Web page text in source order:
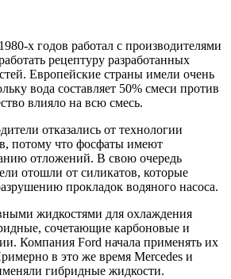
х годов работал с производителями
рецептуру разработанных
Европейские страны имели очень
вода составляет 50% смеси против
влияло на всю смесь.
отказались от технологии
потому что фосфаты имеют
отложений. В свою очередь
отошли от силикатов, которые
прокладок водяного насоса.
жидкостями для охлаждения
сочетающие карбоновые и
Компания Ford начала применять их
в это же время Mercedes и
гибридные жидкости.